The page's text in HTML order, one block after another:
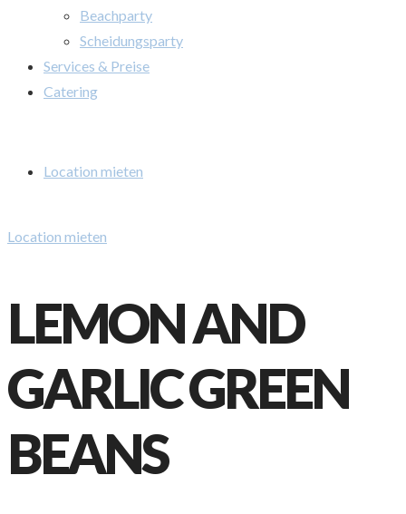
Beachparty
Scheidungsparty
Services & Preise
Catering
Location mieten
Location mieten
LEMON AND
GARLIC GREEN
BEANS